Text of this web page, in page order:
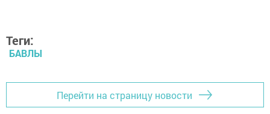
Теги:
БАВЛЫ
Перейти на страницу новости